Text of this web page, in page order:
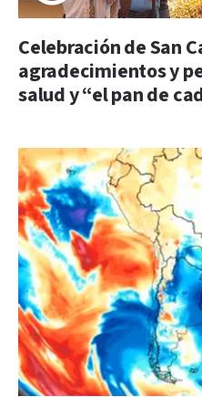
Celebración de San
agradecimientos y
salud y “el pan de